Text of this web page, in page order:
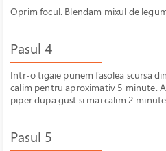
Oprim focul. Blendam mixul de
Pasul 4
Intr-o tigaie punem fasolea scursa
calim pentru aproximativ 5 minute.
piper dupa gust si mai calim 2
Pasul 5